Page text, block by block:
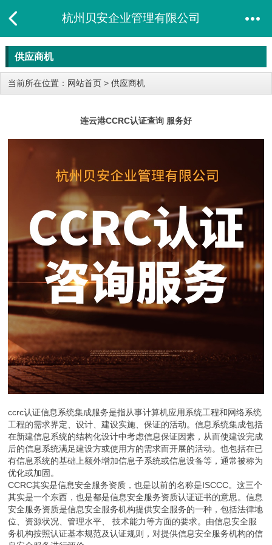
杭州贝安企业管理有限公司
供应商机
当前所在位置： 网站首页 > 供应商机
连云港CCRC认证查询 服务好
ccrc认证信息系统集成服务是指从事计算机应用系统工程和网络系统
工程的需求界定、设计、建设实施、保证的活动。信息系统集成包括
在新建信息系统的结构化设计中考虑信息保证因素，从而使建设完成
后的信息系统满足建设方或使用方的需求而开展的活动。也包括在已
有信息系统的基础上额外增加信息子系统或信息设备等，通常被称为
优化或加固。
CCRC其实是信息安全服务资质，也是以前的名称是ISCCC。这三个
其实是一个东西，也是都是信息安全服务资质认证证书的意思。信息
安全服务资质是信息安全服务机构提供安全服务的一种，包括法律地
位、资源状况、管理水平、 技术能力等方面的要求。由信息安全服
务机构按照认证基本规范及认证规则，对提供信息安全服务机构的信